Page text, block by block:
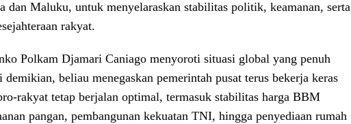
dan Maluku, untuk menyelaraskan stabilitas politik, keamanan, serta
rakyat.
Polkam Djamari Caniago menyoroti situasi global yang penuh
beliau menegaskan pemerintah pusat terus bekerja keras
rakyat tetap berjalan optimal, termasuk stabilitas harga BBM
pangan, pembangunan kekuatan TNI, hingga penyediaan rumah